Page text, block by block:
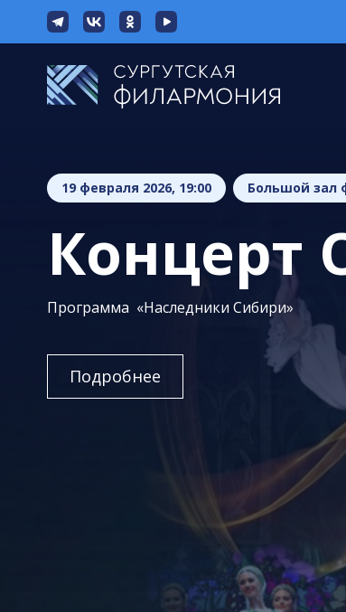
19 февраля 2026, 19:00 Большой зал
Концерт
Программа «Наследники Сибири»
Подробнее